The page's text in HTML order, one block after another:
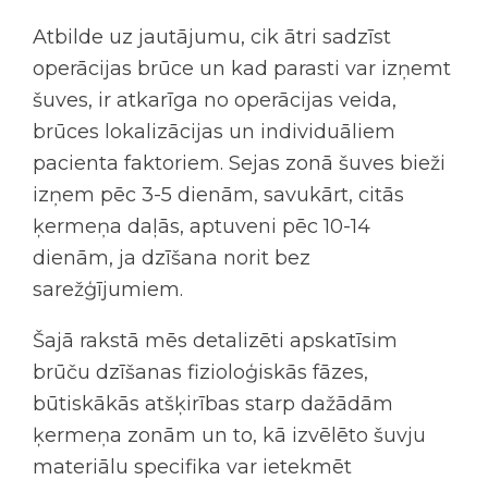
Atbilde uz jautājumu, cik ātri sadzīst
operācijas brūce un kad parasti var izņemt
šuves, ir atkarīga no operācijas veida,
brūces lokalizācijas un individuāliem
pacienta faktoriem. Sejas zonā šuves bieži
izņem pēc 3-5 dienām, savukārt, citās
ķermeņa daļās, aptuveni pēc 10-14
dienām, ja dzīšana norit bez
sarežģījumiem.
Šajā rakstā mēs detalizēti apskatīsim
brūču dzīšanas fizioloģiskās fāzes,
būtiskākās atšķirības starp dažādām
ķermeņa zonām un to, kā izvēlēto šuvju
materiālu specifika var ietekmēt